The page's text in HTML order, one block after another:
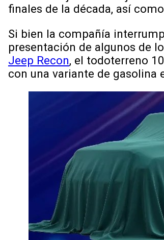
finales de la década, así
Si bien la compañía
presentación de algunos de
Jeep Recon, el todoterreno
con una variante de gasolina